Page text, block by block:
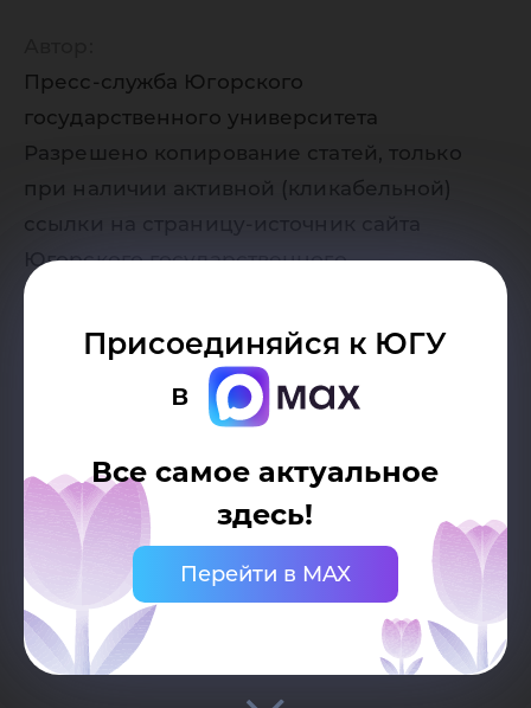
Присоединяйся к ЮГУ
в
Все самое актуальное
здесь!
Перейти в MAX
Пресс-служба Югорского
государственного университета
Разрешено копирование статей, только
при наличии активной (кликабельной)
ссылки на страницу-источник сайта
Югорского государственного
университета. Ссылка должна находиться
непосредственно рядом с материалом,
должна быть видимой и прямой.
Возврат к списку